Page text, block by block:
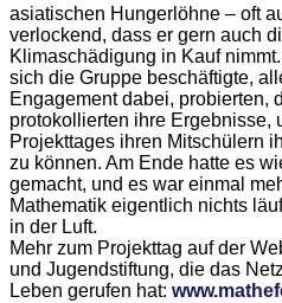
asiatischen Hungerlöhne – oft
verlockend, dass er gern auch
Klimaschädigung in Kauf
sich die Gruppe beschäftigte,
Engagement dabei, probierten,
protokollierten ihre Ergebnisse,
Projekttages ihren Mitschülern
zu können. Am Ende hatte es
gemacht, und es war einmal
Mathematik eigentlich nichts
in der Luft.
Mehr zum Projekttag auf der
und Jugendstiftung, die das
Leben gerufen hat: